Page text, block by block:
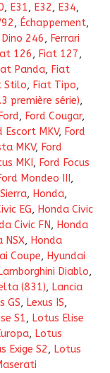
, E31, E32, E34,
, Échappement,
Dino 246, Ferrari
126, Fiat 127,
Panda, Fiat
Stilo, Fiat Tipo,
première série),
Ford, Ford Cougar,
Escort MKV, Ford
MKV, Ford
MKI , Ford Focus
Mondeo III ,
, Honda,
EG, Honda Civic
Civic FN, Honda
NSX, Honda
Coupe, Hyundai
Lamborghini Diablo,
(831), Lancia
GS, Lexus IS,
S1, Lotus Elise
, Lotus
Exige S2, Lotus